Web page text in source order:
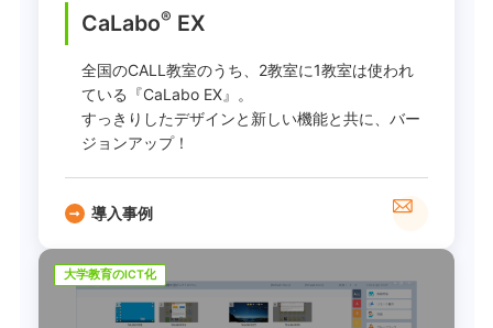
CaLabo® EX
全国のCALL教室のうち、2教室に1教室は使われ
ている『CaLabo EX』。
すっきりしたデザインと新しい機能と共に、バー
ジョンアップ！
導入事例
大学教育のICT化